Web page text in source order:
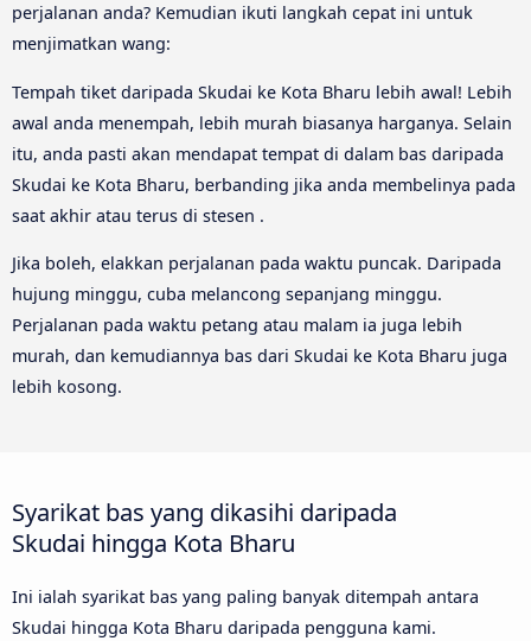
perjalanan anda? Kemudian ikuti langkah cepat ini untuk
menjimatkan wang:
Tempah tiket daripada Skudai ke Kota Bharu lebih awal! Lebih
awal anda menempah, lebih murah biasanya harganya. Selain
itu, anda pasti akan mendapat tempat di dalam bas daripada
Skudai ke Kota Bharu, berbanding jika anda membelinya pada
saat akhir atau terus di stesen .
Jika boleh, elakkan perjalanan pada waktu puncak. Daripada
hujung minggu, cuba melancong sepanjang minggu.
Perjalanan pada waktu petang atau malam ia juga lebih
murah, dan kemudiannya bas dari Skudai ke Kota Bharu juga
lebih kosong.
Syarikat bas yang dikasihi daripada
Skudai hingga Kota Bharu
Ini ialah syarikat bas yang paling banyak ditempah antara
Skudai hingga Kota Bharu daripada pengguna kami.